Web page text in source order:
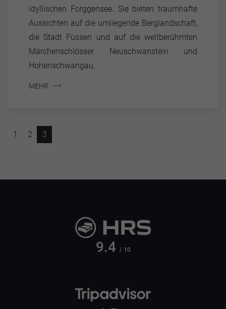
idyllischen Forggensee. Sie bieten traumhafte
Aussichten auf die umliegende Berglandschaft,
die Stadt Füssen und auf die weltberühmten
Märchenschlösser Neuschwanstein und
Hohenschwangau.
MEHR
1 2 3
9.4 / 10